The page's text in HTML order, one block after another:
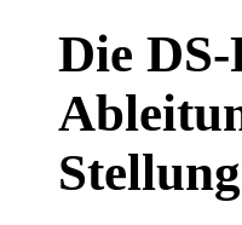
Die